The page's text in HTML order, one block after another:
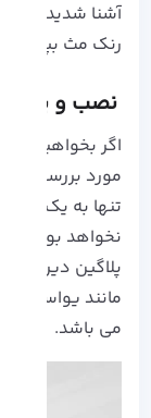
آشنا شدید،
رنک مث بپردازیم:
نصب و
اگر بخواهیم
مورد بررسی
تنها به یک
نخواهد بود،
پلاگین دیر
مانند یواست
می باشد.